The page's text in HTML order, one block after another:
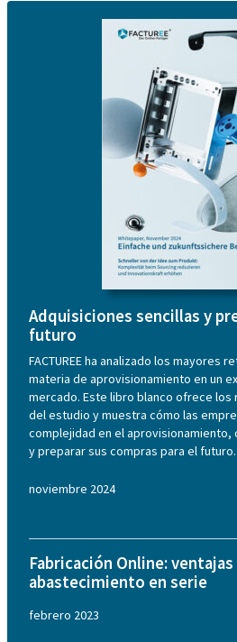
Adquisiciones sencillas y
futuro
FACTUREE ha analizado los mayores
materia de aprovisionamiento en un
mercado. Este libro blanco ofrece los
del estudio y muestra cómo las
complejidad en el
y preparar sus compras para el futuro.
noviembre 2024
Fabricación Online:
abastecimiento en serie
febrero 2023